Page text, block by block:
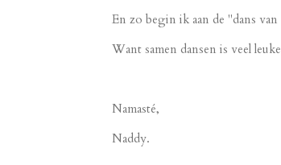
En zo begin ik aan de "dans
Want samen dansen is veel
Namasté,
Naddy.